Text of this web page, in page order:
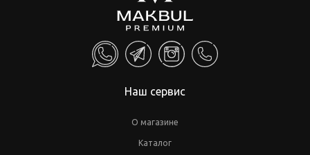
Наш сервис
О магазине
Каталог